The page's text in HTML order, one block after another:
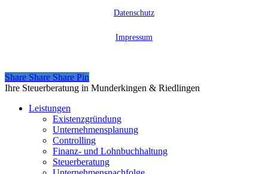
Datenschutz
Impressum
Share
Share Share Share Pin
Close
Ihre Steuerberatung in Munderkingen & Riedlingen
Leistungen
Existenzgründung
Unternehmensplanung
Controlling
Finanz- und Lohnbuchhaltung
Steuerberatung